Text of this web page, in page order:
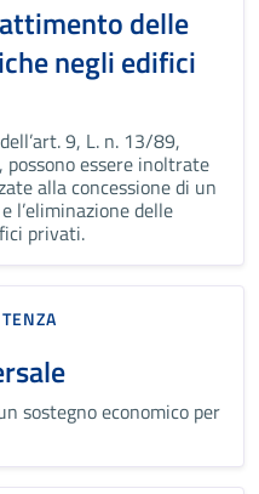
delle
negli edifici
9, L. n. 13/89,
essere inoltrate
alla concessione di un
l’eliminazione delle
privati.
sostegno economico per